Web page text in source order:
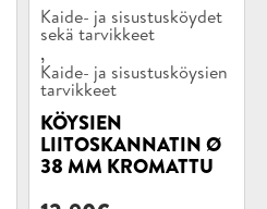
Tuotekategoriat:
Kaide- ja sisustusköydet
sekä tarvikkeet
,
Kaide- ja sisustusköysien
tarvikkeet
KÖYSIEN
LIITOSKANNATIN Ø
38 MM KROMATTU